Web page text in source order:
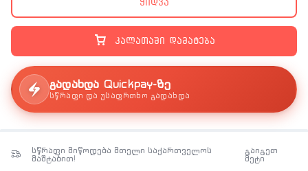
კალათაში დამატება
ყიდვა
გადახდა Quickpay-ზე
სწრაფი და უსაფრთხო გადახდა
სწრაფი მიწოდება მთელი საქართველოს
მაშტაბით!
გაიგეთ
მეტი